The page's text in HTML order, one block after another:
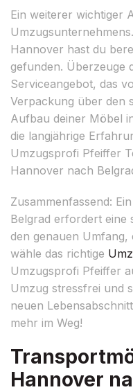
Ein weiterer wichtiger
Hannover hast du
gefunden. Überzeuge
Serviceangebot, das
Verpackung über den
Aufbau deiner Möbel
die langjährige
Umzugsprofi Pfeiffer
Hannover nach
Zusammenfassend:
Belgrad erfordert eine
den genauen Umfang,
wähle das richtige
Umzugsprofi Pfeiffer
Umzug stressfrei und
neuen
mehr im Weg!
Hannover